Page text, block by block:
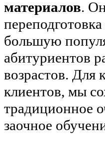
материалов.
большую
абитуриентов
возрастов. Для
клиентов, мы
традиционное
заочное